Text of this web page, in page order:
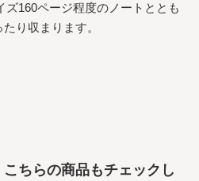
ズ160ページ程度のノートととも
り収まります。
ちらの商品もチェックし